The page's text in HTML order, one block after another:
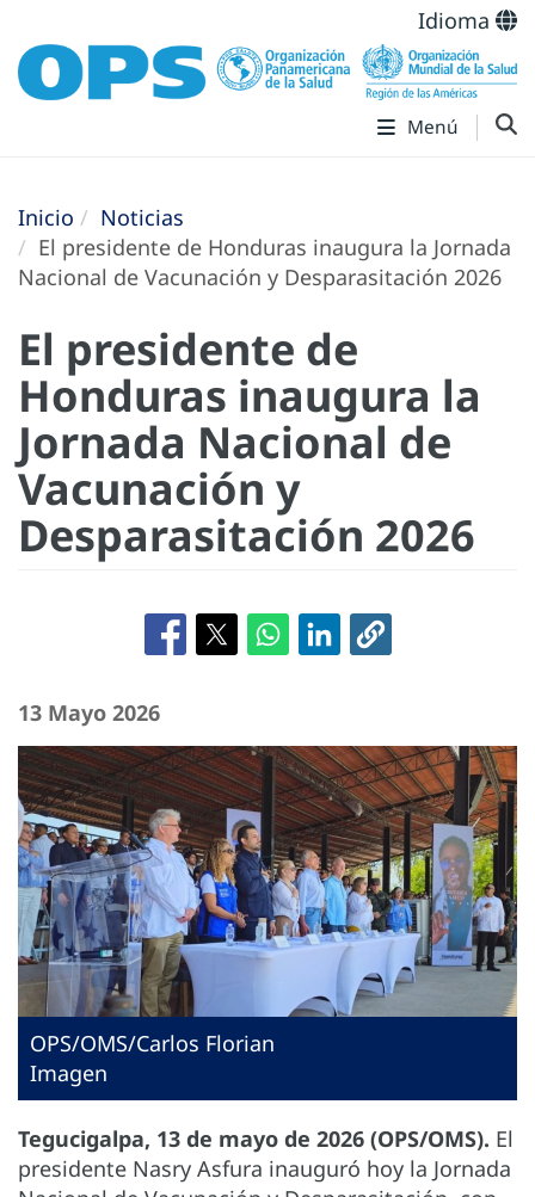
Idioma
Menú
Inicio
Noticias
El presidente de Honduras inaugura la Jornada
Nacional de Vacunación y Desparasitación 2026
El presidente de
Honduras inaugura la
Jornada Nacional de
Vacunación y
Desparasitación 2026
13 Mayo 2026
OPS/OMS/Carlos Florian
Imagen
Tegucigalpa, 13 de mayo de 2026 (OPS/OMS). El
presidente Nasry Asfura inauguró hoy la Jornada